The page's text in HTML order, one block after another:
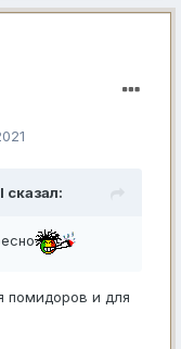
сказал:
помидоров и для